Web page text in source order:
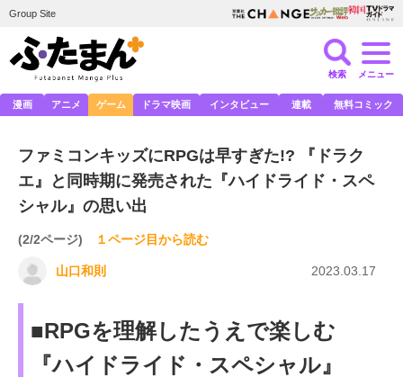
Group Site
検索 メニュー
漫画 アニメ ゲーム ドラマ映画 インタビュー 連載 無料コミック
ファミコンキッズにRPGは早すぎた!? 『ドラク
エ』と同時期に発売された『ハイドライド・スペ
シャル』の思い出
(2/2ページ) １ページ目から読む
山口和則 2023.03.17
■RPGを理解したうえで楽しむ
『ハイドライド・スペシャル』